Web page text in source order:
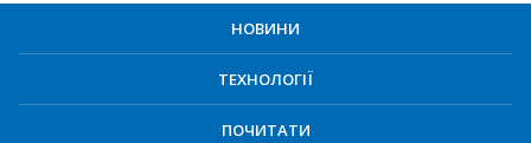
НОВИНИ
ТЕХНОЛОГІЇ
ПОЧИТАТИ